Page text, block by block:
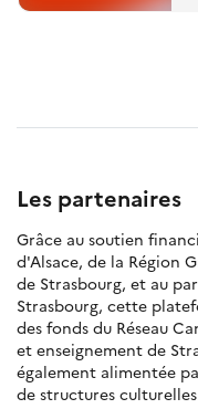
Les partenaires
Grâce au soutien
d'Alsace, de la Région
de Strasbourg, et au
Strasbourg, cette
des fonds du Réseau
et enseignement de
également alimentée
de structures